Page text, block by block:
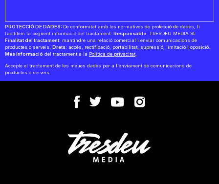
PROTECCIÓ DE DADES: De conformitat amb les normatives de protecció de dades, li
facilitem la següent informació del tractament: Responsable: TRESDEU MEDIA SL
Finalitat del tractament: mantindre una relació comercial i enviar comunicacions de
productes o serveis. Drets: accés, rectificació, portabilitat, supressió, limitació i oposició.
Més informació del tractament a la Política de privacitat
Accepte el tractament de les meues dades per a l'enviament de comunicacions de
productes o serveis.